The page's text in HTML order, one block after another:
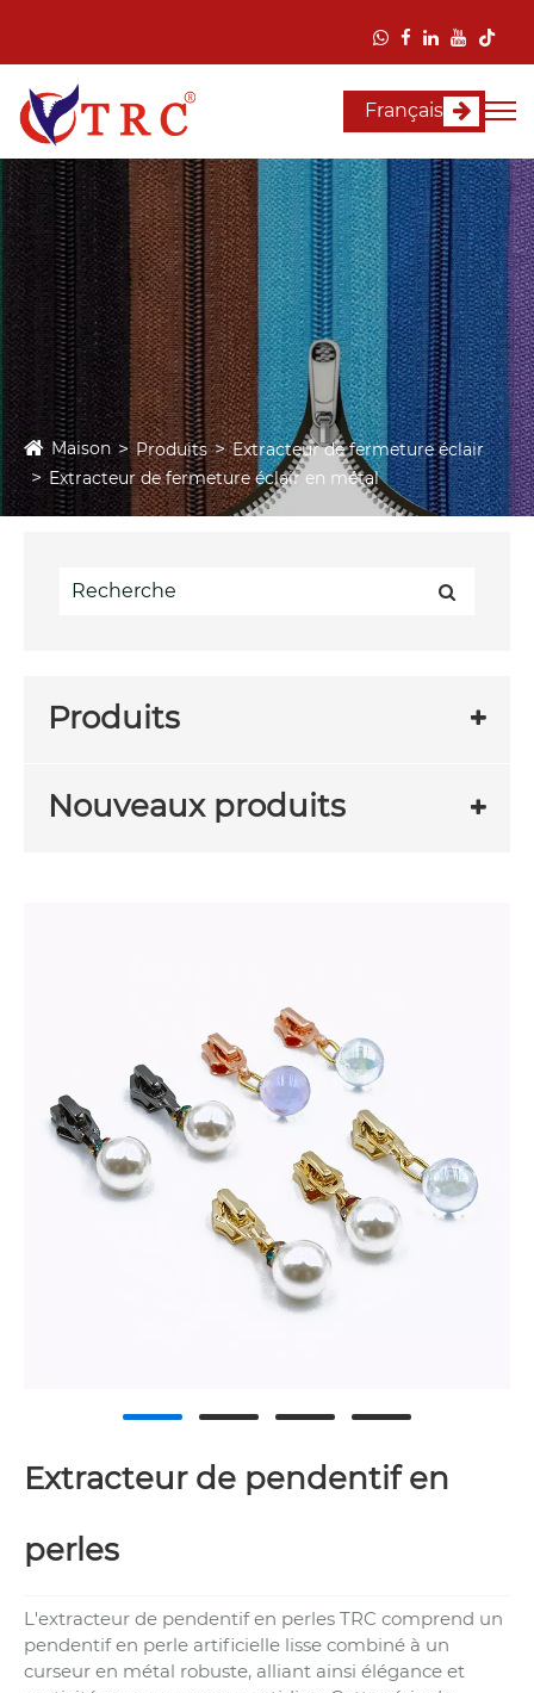
Français
Maison Produits
Extracteur de fermeture éclair
Extracteur de fermeture éclair en métal
Produits
Nouveaux produits
Extracteur de pendentif en
perles
L'extracteur de pendentif en perles TRC comprend un
pendentif en perle artificielle lisse combiné à un
curseur en métal robuste, alliant ainsi élégance et